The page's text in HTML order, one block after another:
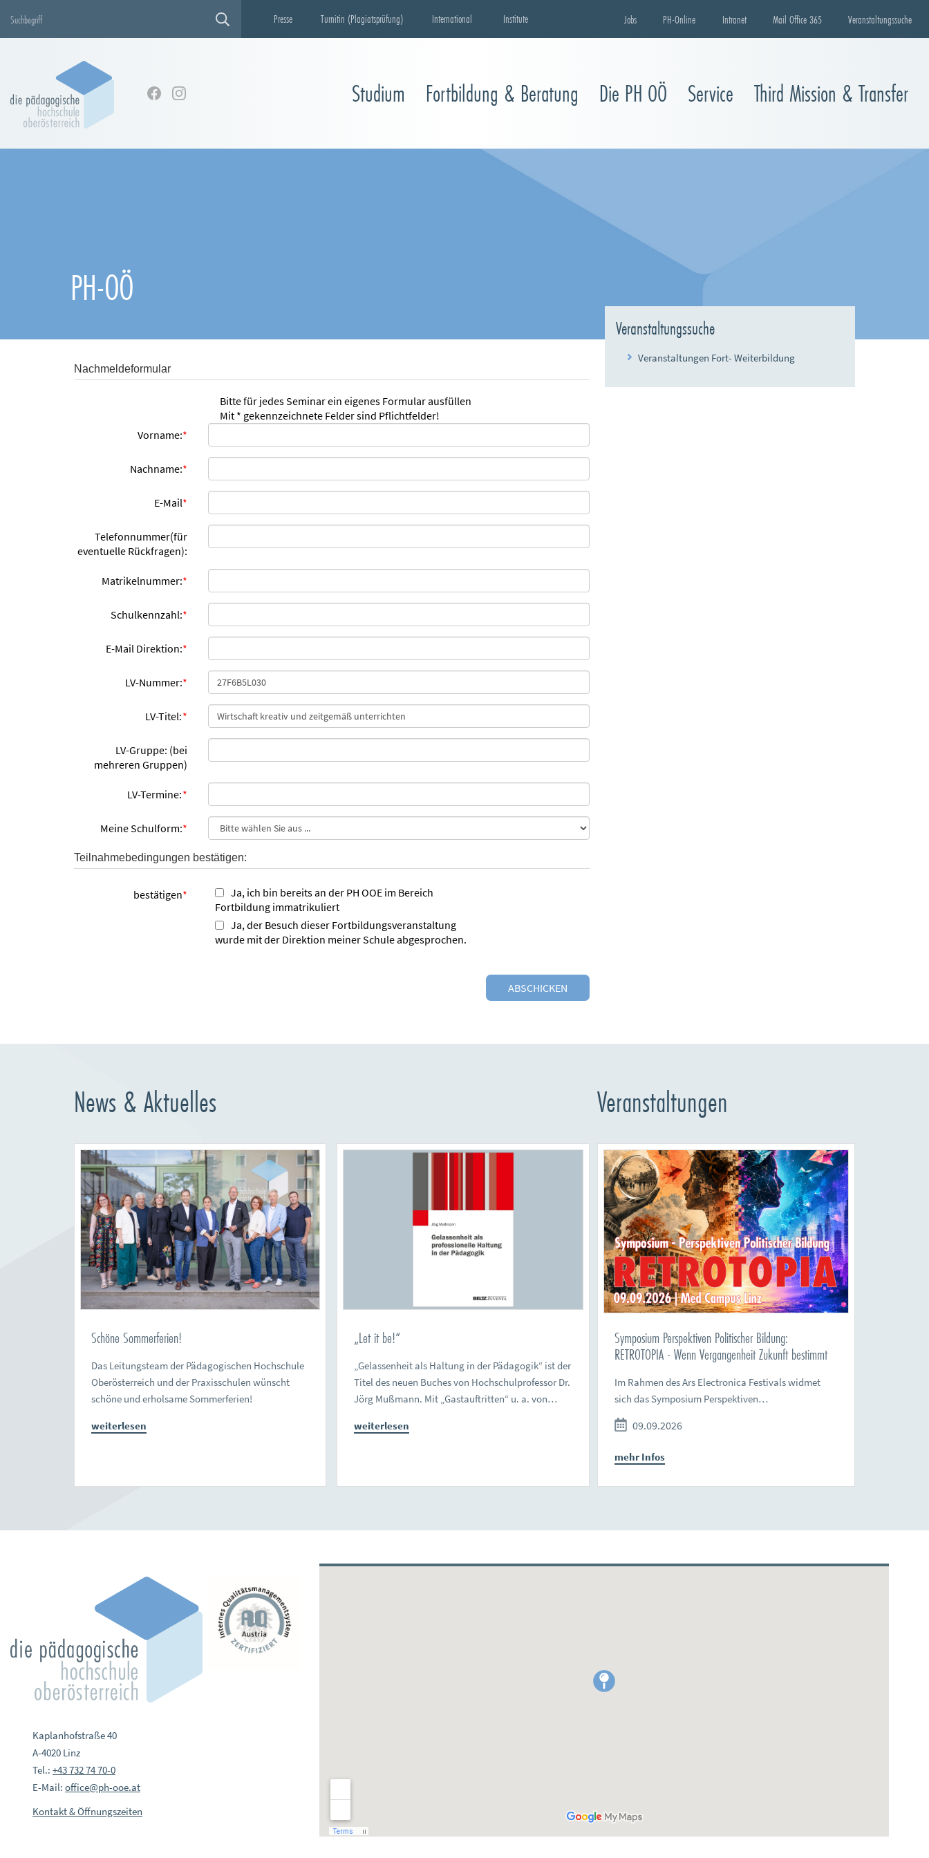
Presse Turnitin (Plagiatsprüfung) International Institute Jobs PH-Online Intranet Mail Office 365 Veranstaltungssuche
Studium Fortbildung & Beratung Die PH OÖ Service Third Mission & Transfer
PH-OÖ
Nachmeldeformular
Bitte für jedes Seminar ein eigenes Formular ausfüllen
Mit * gekennzeichnete Felder sind Pflichtfelder!
Vorname:*
Nachname:*
E-Mail*
Telefonnummer(für
eventuelle Rückfragen):
Matrikelnummer:*
Schulkennzahl:*
E-Mail Direktion:*
LV-Nummer:*
LV-Titel:*
LV-Gruppe: (bei
mehreren Gruppen)
LV-Termine:*
Meine Schulform:*
Teilnahmebedingungen bestätigen:
bestätigen*
Ja, ich bin bereits an der PH OOE im Bereich
Fortbildung immatrikuliert
Ja, der Besuch dieser Fortbildungsveranstaltung
wurde mit der Direktion meiner Schule abgesprochen.
Veranstaltungssuche
Veranstaltungen Fort- Weiterbildung
News & Aktuelles
Schöne Sommerferien!
Das Leitungsteam der Pädagogischen Hochschule
Oberösterreich und der Praxisschulen wünscht
schöne und erholsame Sommerferien!
weiterlesen
„Let it be!“
„Gelassenheit als Haltung in der Pädagogik“ ist der
Titel des neuen Buches von Hochschulprofessor Dr.
Jörg Mußmann. Mit „Gastauftritten“ u. a. von…
weiterlesen
Veranstaltungen
Symposium Perspektiven Politischer Bildung:
RETROTOPIA - Wenn Vergangenheit Zukunft bestimmt
Im Rahmen des Ars Electronica Festivals widmet
sich das Symposium Perspektiven…
09.09.2026
mehr Infos
Kaplanhofstraße 40
A-4020 Linz
Tel.: +43 732 74 70-0
E-Mail: office@ph-ooe.at
Kontakt & Öffnungszeiten